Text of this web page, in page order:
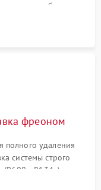
обдува,
дверных петель.
фреоном
полного удаления
системы строго
R134a) по
давления в системе.